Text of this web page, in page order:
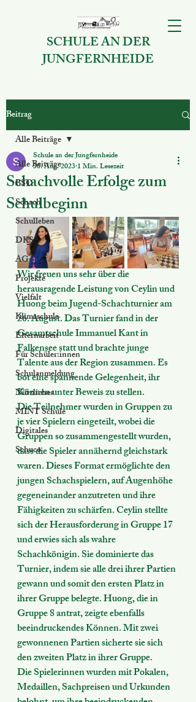
SCHULE AN DER
JUNGFERNHEIDE
Beitrag
Alle Beiträge
BSO
Schach
Schulleben
DKS
AGs
Projekte
Vielfalt
Klimaschule
Elternarbeit
Für Schüler:innen
Schulanmeldung
Nützliches
MINT Schule
Digitales
Schuco
Alle Beiträge
Schachvolle Erfolge zum
Schulbeginn
Schule an der Jungfernheide
30. Aug. 20231 Min. Lesezeit
Wir freuen uns sehr über die
herausragende Leistung von Ceylin und
Huong beim Jugend-Schachturnier am
26. August. Das Turnier fand in der
Gesamtschule Immanuel Kant in
Falkensee statt und brachte junge
Talente aus der Region zusammen. Es
bot eine spannende Gelegenheit, ihr
Können unter Beweis zu stellen.
Die Teilnehmer wurden in Gruppen zu
je vier Spielern eingeteilt, wobei die
Gruppen so zusammengestellt wurden,
dass die Spieler annähernd gleichstark
waren. Dieses Format ermöglichte den
jungen Schachspielern, auf Augenhöhe
gegeneinander anzutreten und ihre
Fähigkeiten zu schärfen. Ceylin stellte
sich der Herausforderung in Gruppe 17
und erwies sich als wahre
Schachkönigin. Sie dominierte das
Turnier, indem sie alle drei ihrer Partien
gewann und somit den ersten Platz in
ihrer Gruppe belegte. Huong, die in
Gruppe 8 antrat, zeigte ebenfalls
beeindruckendes Können. Mit zwei
gewonnenen Partien sicherte sie sich
den zweiten Platz in ihrer Gruppe.
Die Spielerinnen wurden mit Pokalen,
Medaillen, Sachpreisen und Urkunden